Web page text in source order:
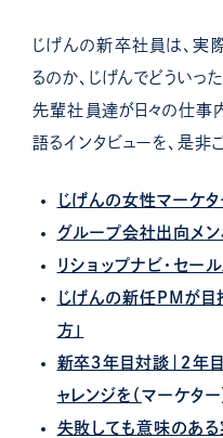
じげんの新卒社員は、実
るのか、じげんでどういっ
先輩社員達が日々の仕事
語るインタビューを、是非
じげんの女性マーケタ
グループ会社出向メン
リショップナビ・セー
じげんの新任PMが目
方」
新卒３年目対談｜２年
ャレンジを（ マーケター
失敗しても意味のある